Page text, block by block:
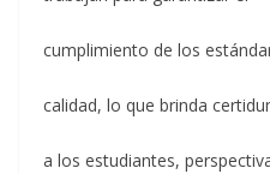
cumplimiento de los
calidad, lo que brinda
a los estudiantes,